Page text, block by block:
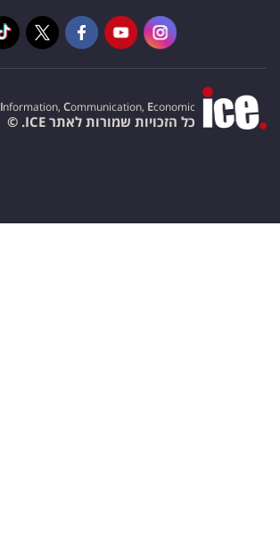
Information, Communication, Economic
כל הזכויות שמורות לאתר ICE. ©